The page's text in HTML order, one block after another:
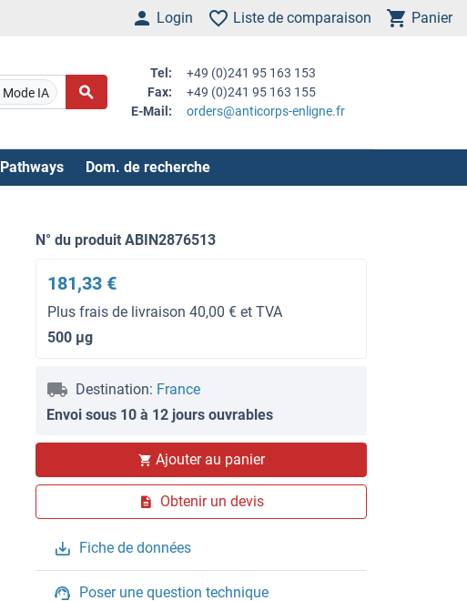
Login Liste de comparaison Panier
Mode IA
Tel:
+49 (0)241 95 163 153
Fax:
+49 (0)241 95 163 155
E-Mail:
orders@anticorps-enligne.fr
Pathways Dom. de recherche
N° du produit ABIN2876513
181,33 €
Plus frais de livraison 40,00 € et TVA
500 μg
Destination: France
Envoi sous 10 à 12 jours ouvrables
Ajouter au panier
Obtenir un devis
Fiche de données
Poser une question technique